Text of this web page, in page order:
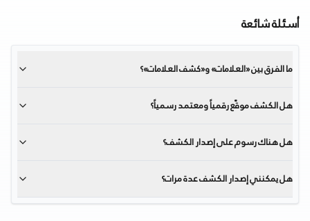
أسئلة شائعة
ما الفرق بين «العلامات» و«كشف العلامات»؟
هل الكشف موقّع رقمياً ومعتمد رسمياً؟
هل هناك رسوم على إصدار الكشف؟
هل يمكنني إصدار الكشف عدة مرات؟